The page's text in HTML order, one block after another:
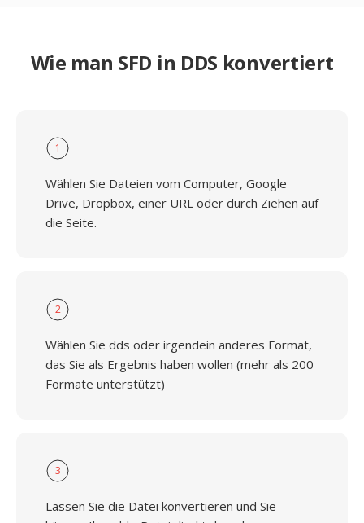
Wie man SFD in DDS konvertiert
1
Wählen Sie Dateien vom Computer, Google
Drive, Dropbox, einer URL oder durch Ziehen auf
die Seite.
2
Wählen Sie dds oder irgendein anderes Format,
das Sie als Ergebnis haben wollen (mehr als 200
Formate unterstützt)
3
Lassen Sie die Datei konvertieren und Sie